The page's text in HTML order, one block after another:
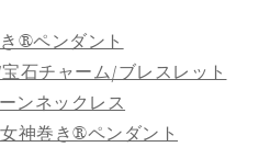
®ペンダント
石チャーム/ブレスレット
ンネックレス
神巻き®ペンダント